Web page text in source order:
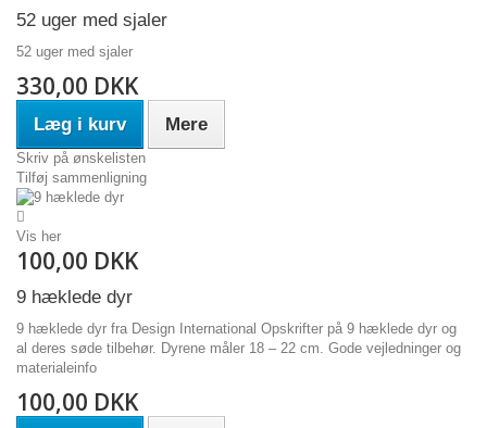
52 uger med sjaler
52 uger med sjaler
330,00 DKK
Læg i kurv Mere
Skriv på ønskelisten
Tilføj sammenligning
Vis her
100,00 DKK
9 hæklede dyr
9 hæklede dyr fra Design International Opskrifter på 9 hæklede dyr og
al deres søde tilbehør. Dyrene måler 18 – 22 cm. Gode vejledninger og
materialeinfo
100,00 DKK